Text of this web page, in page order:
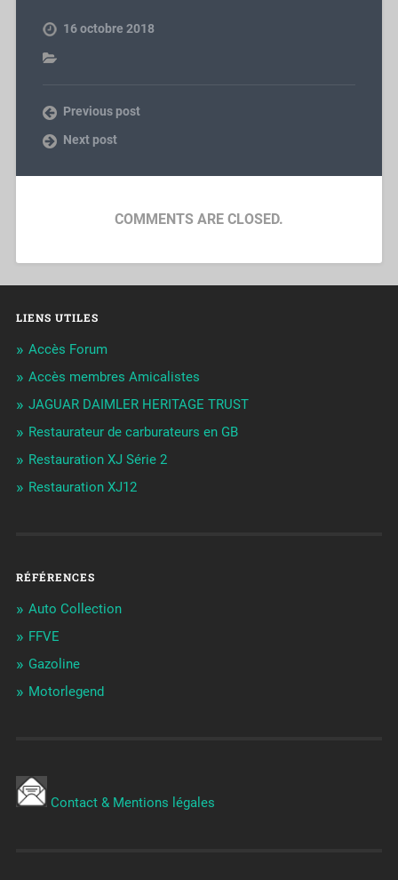
16 octobre 2018
Previous post
Next post
COMMENTS ARE CLOSED.
LIENS UTILES
Accès Forum
Accès membres Amicalistes
JAGUAR DAIMLER HERITAGE TRUST
Restaurateur de carburateurs en GB
Restauration XJ Série 2
Restauration XJ12
RÉFÉRENCES
Auto Collection
FFVE
Gazoline
Motorlegend
Contact & Mentions légales